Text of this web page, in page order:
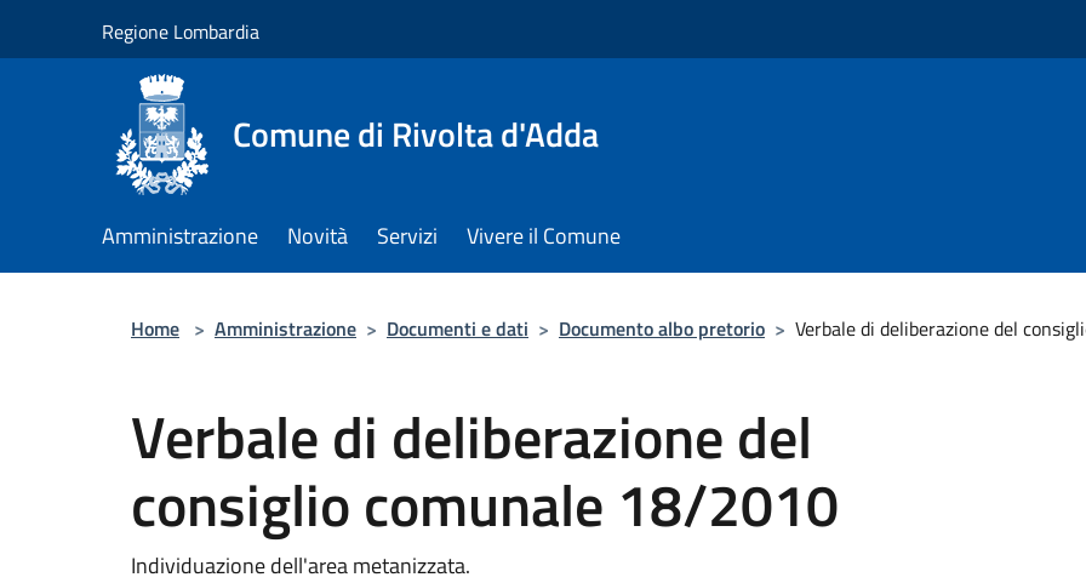
Regione Lombardia
Comune di Rivolta d'Adda
Amministrazione Novità Servizi Vivere il Comune
Home > Amministrazione > Documenti e dati > Documento albo pretorio > Verbale di deliberazione del
Verbale di deliberazione del
consiglio comunale 18/2010
Individuazione dell'area metanizzata.